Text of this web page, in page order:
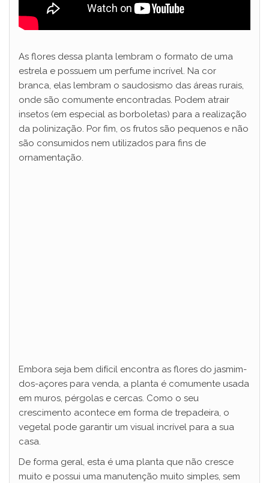
As flores dessa planta lembram o formato de uma
estrela e possuem um perfume incrível. Na cor
branca, elas lembram o saudosismo das áreas rurais,
onde são comumente encontradas. Podem atrair
insetos (em especial as borboletas) para a realização
da polinização. Por fim, os frutos são pequenos e não
são consumidos nem utilizados para fins de
ornamentação.
Embora seja bem difícil encontra as flores do jasmim-
dos-açores para venda, a planta é comumente usada
em muros, pérgolas e cercas. Como o seu
crescimento acontece em forma de trepadeira, o
vegetal pode garantir um visual incrível para a sua
casa.
De forma geral, esta é uma planta que não cresce
muito e possui uma manutenção muito simples, sem